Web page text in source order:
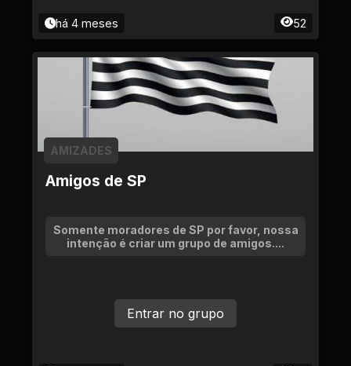
há 4 meses 52
Amigos de SP
AMIZADES
Somente moradores de SP por favor, nossa
intenção é criar um grupo de amigos....
Entrar no grupo